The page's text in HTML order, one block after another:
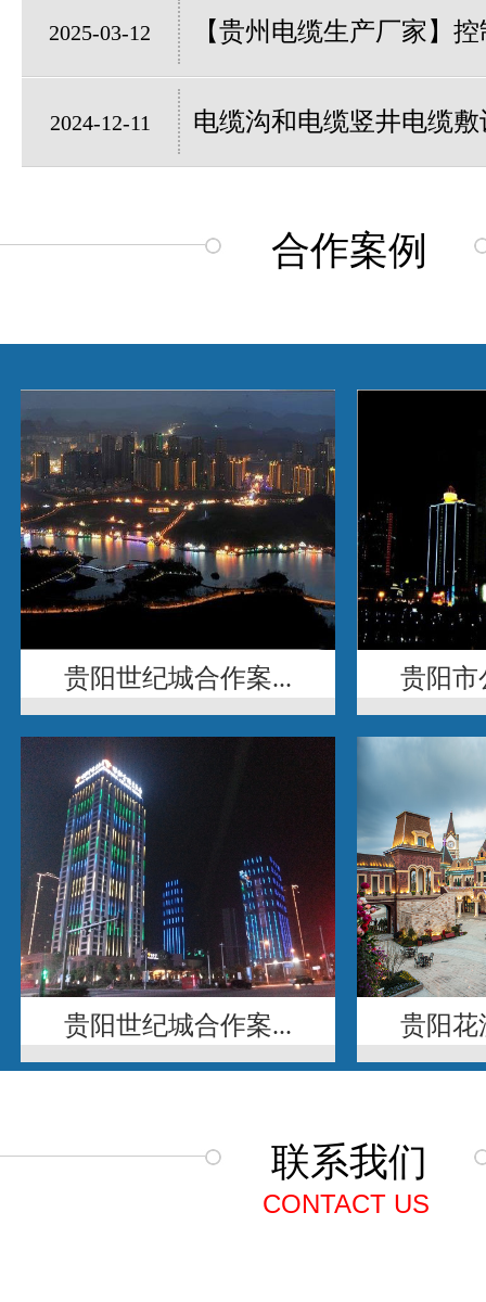
2025-03-12 【贵州电缆生产厂家】
2024-12-11 电缆沟和电缆竖井电缆
合作案例
贵阳世纪城合作案... 贵阳市
贵阳世纪城合作案... 贵阳花
联系我们
CONTACT US